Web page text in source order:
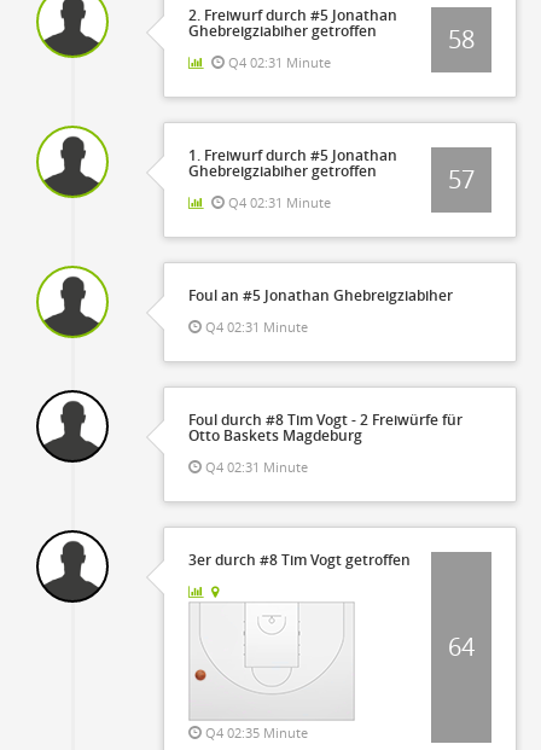
2. Freiwurf durch #5 Jonathan
Ghebreigziabiher getroffen
Q4 02:31 Minute
58
1. Freiwurf durch #5 Jonathan
Ghebreigziabiher getroffen
Q4 02:31 Minute
57
Foul an #5 Jonathan Ghebreigziabiher
Q4 02:31 Minute
Foul durch #8 Tim Vogt - 2 Freiwürfe für
Otto Baskets Magdeburg
Q4 02:31 Minute
3er durch #8 Tim Vogt getroffen
Q4 02:35 Minute
64